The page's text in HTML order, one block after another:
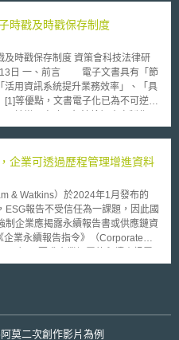
別標識，在Twitter案中使用單一英
設計過的「黑白X標識」；其次，
他人商標近似之風險，例如：微軟
系統Xbox通訊有關的X商標，或
字母商標，且註冊商標指定範圍也
識或優化既有品牌標識前，事先評
定是否維持原設計理念投入設計。
識設計增加法律上的識別性，同時
展階段：如果預見可能侵權風險，
議發生時，及時採取因應措施。
加強品牌商標的「後天識別性」，
X標識」與品牌的連結等。 有關
商標保護與布局策略，將會是後續
刊登於TIPS網站（https://www.tips.org.tw）
時戳及時戳保存制度
度 資策會科技法律研
「節
用資訊系統提升業務效率」、「具
等優點，文書電子化已為不可逆之
權遭他人侵害，如何證明所提出之
，以及獨立行政法人工業所有權情
介紹，說明日本如何利用電子時戳
，但電子文書仍存有易於複製及製
立一套能在電子文書或資料上附加
務省於2004年發佈時間商務相關指
間商務業者遵守之依據。而一般財
業務認定事業者」(Time Stamp
改之技術，透過比對電子時戳中所
企業可透過歷程管理增進資料
& Watkins）於2024年1月發布的
ESG報告不受信任為一課題，因此國
制企業應揭露永續報告書或供應鏈資
業永續報告指令》（Corporate
易委員會（SEC）於2024年3月6日
訊的要求，加以規劃並建置資料控
莫二次創作影片為例